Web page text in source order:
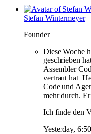
Stefan Wintermeyer
Founder
Diese Woche
geschrieben
Assembler
vertraut hat.
Code und
mehr durch.
Ich finde den
Yesterday,